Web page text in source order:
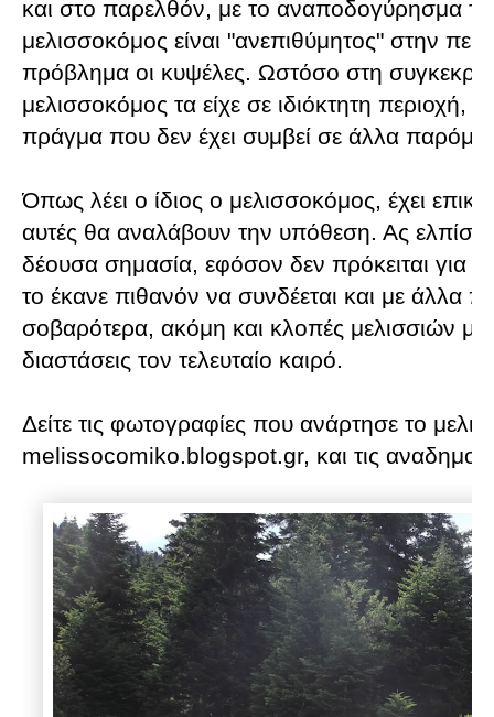
και στο παρελθόν, με το αναποδογύρησμα
μελισσοκόμος είναι "ανεπιθύμητος" στην
πρόβλημα οι κυψέλες. Ωστόσο στη
μελισσοκόμος τα είχε σε ιδιόκτητη περιοχή,
πράγμα που δεν έχει συμβεί σε άλλα
Όπως λέει ο ίδιος ο μελισσοκόμος, έχει
αυτές θα αναλάβουν την υπόθεση. Ας
δέουσα σημασία, εφόσον δεν πρόκειται για
το έκανε πιθανόν να συνδέεται και με άλλα
σοβαρότερα, ακόμη και κλοπές μελισσιών
διαστάσεις τον τελευταίο καιρό.
Δείτε τις φωτογραφίες που ανάρτησε το
melissocomiko.blogspot.gr, και τις